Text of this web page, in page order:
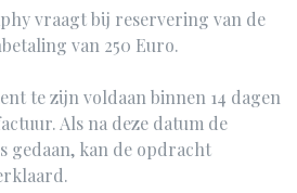
vraagt bij reservering van de
van 250 Euro.
te zijn voldaan binnen 14 dagen
Als na deze datum de
gedaan, kan de opdracht